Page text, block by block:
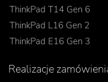
ThinkPad T14 Gen 6
ThinkPad L16 Gen 2
ThinkPad E16 Gen 3
Realizacje